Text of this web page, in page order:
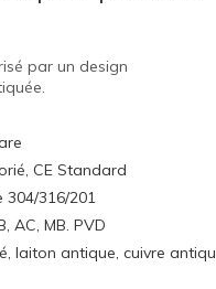
par un design
CE Standard
304/316/201
AC, MB. PVD
laiton antique, cuivre antiqu